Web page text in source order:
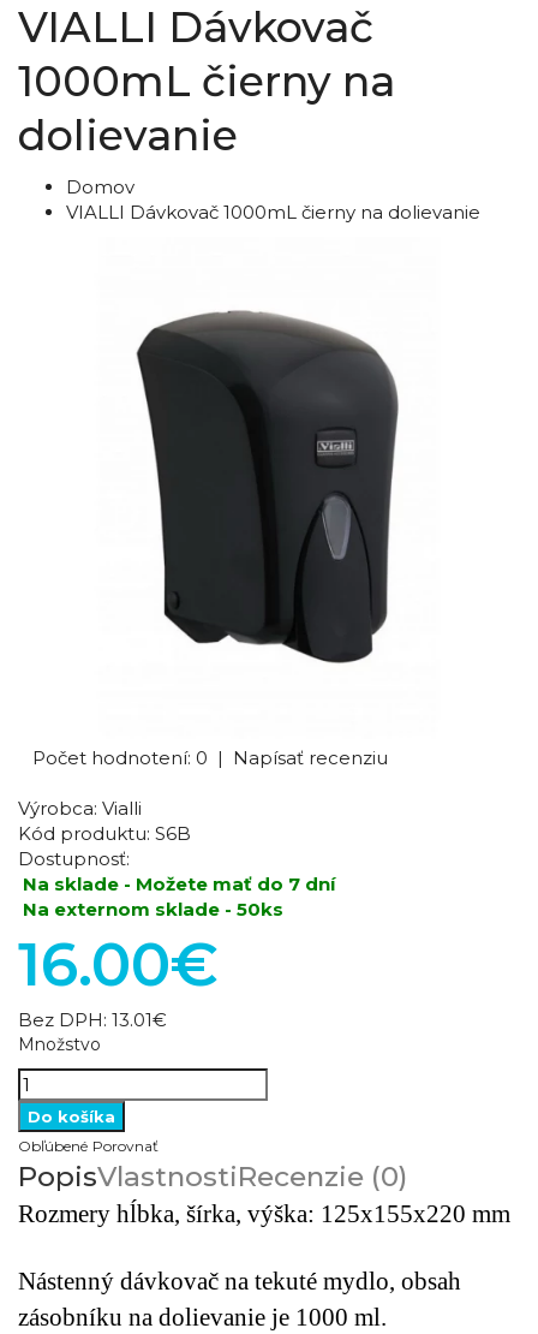
VIALLI Dávkovač
1000mL čierny na
dolievanie
Domov
VIALLI Dávkovač 1000mL čierny na dolievanie
Počet hodnotení: 0 | Napísať recenziu
Výrobca: Vialli
Kód produktu: S6B
Dostupnosť:
Na sklade - Možete mať do 7 dní
Na externom sklade - 50ks
16.00€
Bez DPH: 13.01€
Množstvo
Obľúbené Porovnať
PopisVlastnostiRecenzie (0)
Rozmery hĺbka, šírka, výška: 125x155x220 mm
Nástenný dávkovač na tekuté mydlo, obsah
zásobníku na dolievanie je 1000 ml.